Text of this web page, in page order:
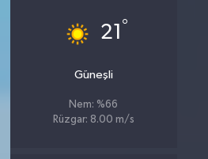
21 °
Güneşli
Nem: %66
Rüzgar: 8.00 m/s